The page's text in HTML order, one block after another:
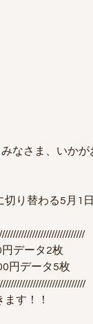
なさま、いかが
切り替わる5月1
データ2枚
円データ5枚
す！！